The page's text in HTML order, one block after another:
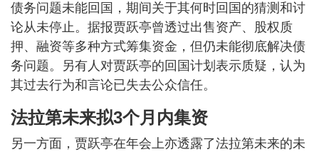
债务问题未能回国，期间关于其何时回国的猜测和讨
论从未停止。据报贾跃亭曾透过出售资产、股权质
押、融资等多种方式筹集资金，但仍未能彻底解决债
务问题。另有人对贾跃亭的回国计划表示质疑，认为
其过去行为和言论已失去公众信任。
法拉第未来拟3个月内集资
另一方面，贾跃亭在年会上亦透露了法拉第未来的未